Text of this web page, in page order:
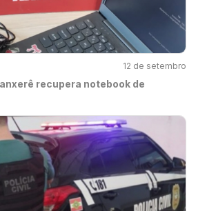
12 de setembro
recupera notebook de